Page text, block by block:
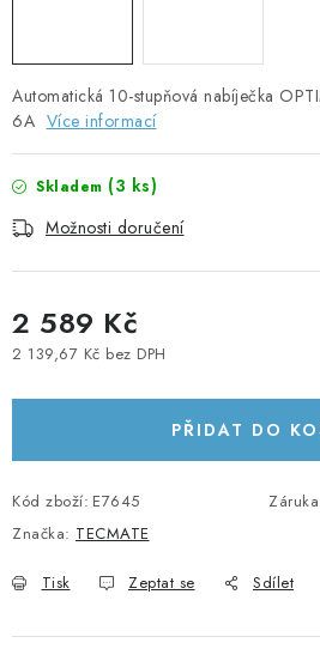
SOLÁRNÍ REGULÁTORY
MĚNIČE NAPĚTÍ
OVLÁDÁNÍ A MONITORING
KABELY A KONEKTORY
MONTÁŽNÍ MATERIÁL
Automatická 10-stupňová nabíječka
6A Více informací
Skladem (3 ks)
Možnosti doručení
2 589 Kč
2 139,67 Kč bez DPH
PŘIDAT DO
Kód zboží: E7645 Záruka
Značka: TECMATE
Tisk Zeptat se Sdílet